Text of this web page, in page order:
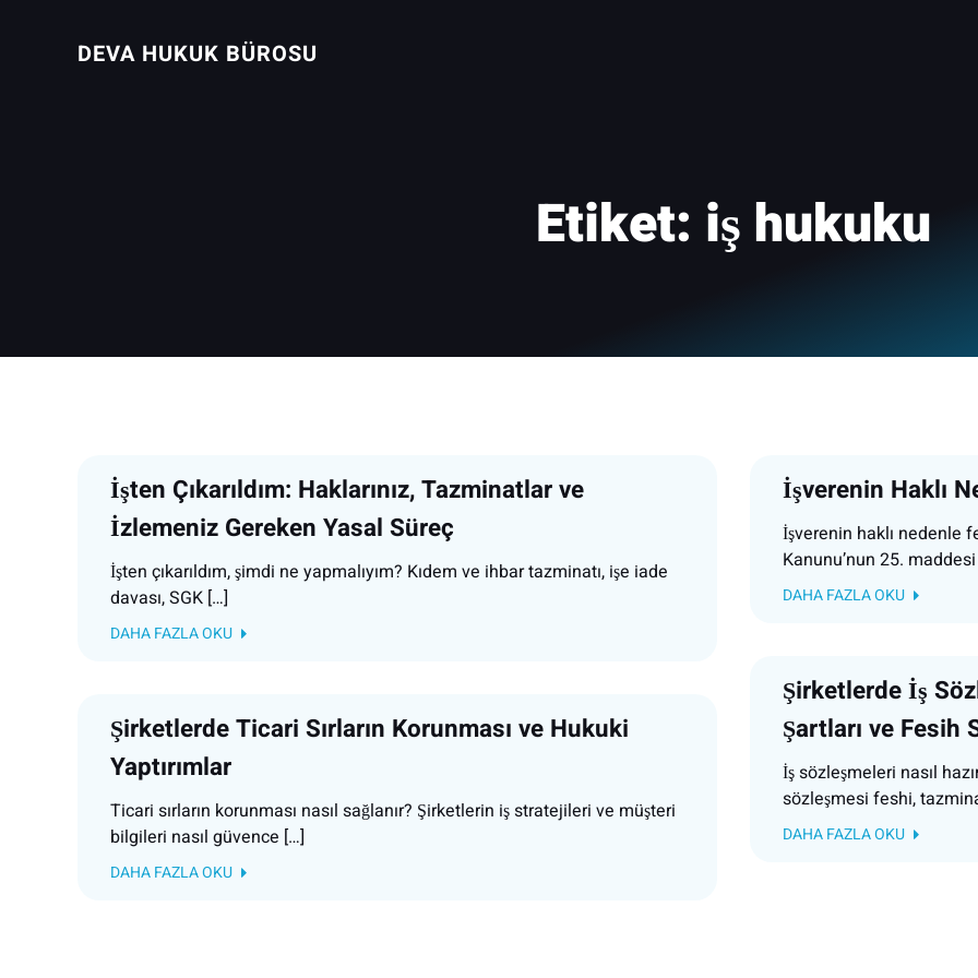
DEVA HUKUK BÜROSU
Etiket: iş hukuku
İşten Çıkarıldım: Haklarınız, Tazminatlar ve
İzlemeniz Gereken Yasal Süreç
İşten çıkarıldım, şimdi ne yapmalıyım? Kıdem ve ihbar tazminatı, işe iade
davası, SGK […]
DAHA FAZLA OKU
İşverenin Haklı
İşverenin haklı nedenle
Kanunu’nun 25.
DAHA FAZLA OKU
Şirketlerde İş
Şartları ve Fesih
İş sözleşmeleri nasıl
sözleşmesi feshi,
DAHA FAZLA OKU
Şirketlerde Ticari Sırların Korunması ve Hukuki
Yaptırımlar
Ticari sırların korunması nasıl sağlanır? Şirketlerin iş stratejileri ve müşteri
bilgileri nasıl güvence […]
DAHA FAZLA OKU